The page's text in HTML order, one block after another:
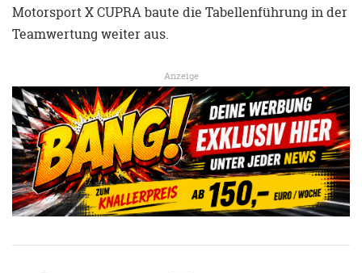
Motorsport X CUPRA baute die Tabellenführung in der
Teamwertung weiter aus.
Anzeige